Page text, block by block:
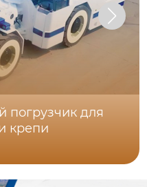
погрузчик для
крепи